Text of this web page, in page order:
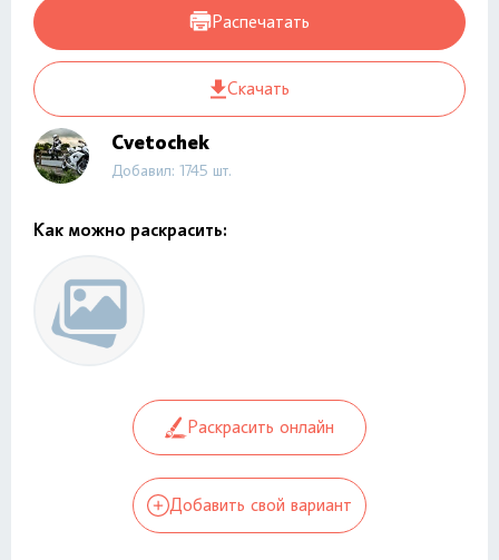
Распечатать
Скачать
Cvetochek
Добавил: 1745 шт.
Как можно раскрасить:
Раскрасить онлайн
Добавить свой вариант